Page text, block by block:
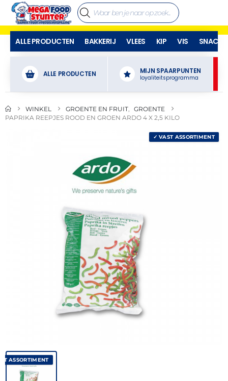
ALLE PRODUCTEN BAKKERIJ VLEES KIP VIS SNACKS
ALLE PRODUCTEN MIJN SPAARPUNTEN
loyaliteitsprogramma
WINKEL GROENTE EN FRUIT
GROENTE
PAPRIKA REEPJES ROOD EN GROEN ARDO 4 X 2,5 KILO
✓ VAST ASSORTIMENT
ASSORTIMENT